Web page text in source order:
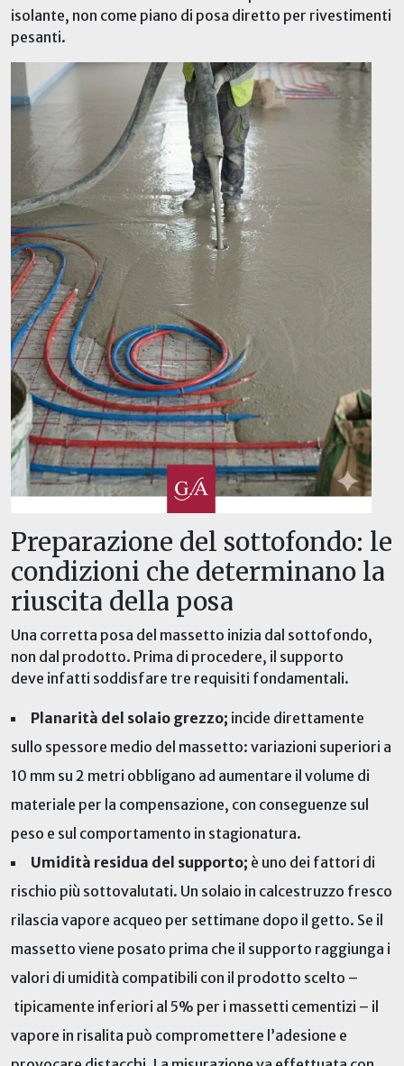
isolante, non come piano di posa diretto per rivestimenti
pesanti.
Preparazione del sottofondo: le
condizioni che determinano la
riuscita della posa
Una corretta posa del massetto inizia dal sottofondo,
non dal prodotto. Prima di procedere, il supporto
deve infatti soddisfare tre requisiti fondamentali.
Planarità del solaio grezzo; incide direttamente
sullo spessore medio del massetto: variazioni superiori a
10 mm su 2 metri obbligano ad aumentare il volume di
materiale per la compensazione, con conseguenze sul
peso e sul comportamento in stagionatura.
Umidità residua del supporto; è uno dei fattori di
rischio più sottovalutati. Un solaio in calcestruzzo fresco
rilascia vapore acqueo per settimane dopo il getto. Se il
massetto viene posato prima che il supporto raggiunga i
valori di umidità compatibili con il prodotto scelto –
tipicamente inferiori al 5% per i massetti cementizi – il
vapore in risalita può compromettere l’adesione e